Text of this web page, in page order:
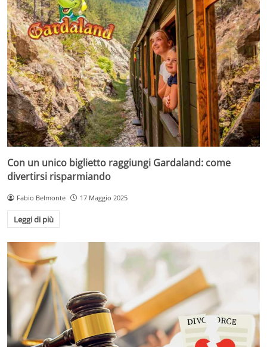
Con un unico biglietto raggiungi Gardaland: come
divertirsi risparmiando
Fabio Belmonte 17 Maggio 2025
Leggi di più